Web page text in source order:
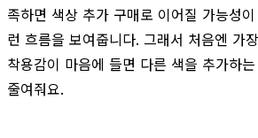
족하면 색상 추가 구매로 이어질 가능성
런 흐름을 보여줍니다. 그래서 처음엔 가
착용감이 마음에 들면 다른 색을 추가하
줄여줘요.